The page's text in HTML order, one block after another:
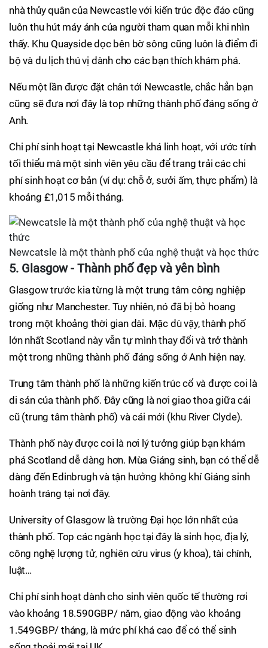
nhà thủy quân của Newcastle với kiến trúc độc đáo cũng
luôn thu hút máy ảnh của người tham quan mỗi khi nhìn
thấy. Khu Quayside dọc bên bờ sông cũng luôn là điểm đi
bộ và du lịch thú vị dành cho các bạn thích khám phá.
Nếu một lần được đặt chân tới Newcastle, chắc hẳn bạn
cũng sẽ đưa nơi đây là top những thành phố đáng sống ở
Anh.
Chi phí sinh hoạt tại Newcastle khá linh hoạt, với ước tính
tối thiểu mà một sinh viên yêu cầu để trang trải các chi
phí sinh hoạt cơ bản (ví dụ: chỗ ở, sưởi ấm, thực phẩm) là
khoảng £1,015 mỗi tháng.
Newcatsle là một thành phố của nghệ thuật và học thức
5. Glasgow - Thành phố đẹp và yên bình
Glasgow trước kia từng là một trung tâm công nghiệp
giống như Manchester. Tuy nhiên, nó đã bị bỏ hoang
trong một khoảng thời gian dài. Mặc dù vậy, thành phố
lớn nhất Scotland này vẫn tự mình thay đổi và trở thành
một trong những thành phố đáng sống ở Anh hiện nay.
Trung tâm thành phố là những kiến trúc cổ và được coi là
di sản của thành phố. Đây cũng là nơi giao thoa giữa cái
cũ (trung tâm thành phố) và cái mới (khu River Clyde).
Thành phố này được coi là nơi lý tưởng giúp bạn khám
phá Scotland dễ dàng hơn. Mùa Giáng sinh, bạn có thể dễ
dàng đến Edinbrugh và tận hưởng không khí Giáng sinh
hoành tráng tại nơi đây.
University of Glasgow là trường Đại học lớn nhất của
thành phố. Top các ngành học tại đây là sinh học, địa lý,
công nghệ lượng tử, nghiên cứu virus (y khoa), tài chính,
luật…
Chi phí sinh hoạt dành cho sinh viên quốc tế thường rơi
vào khoảng 18.590GBP/ năm, giao động vào khoảng
1.549GBP/ tháng, là mức phí khá cao để có thể sinh